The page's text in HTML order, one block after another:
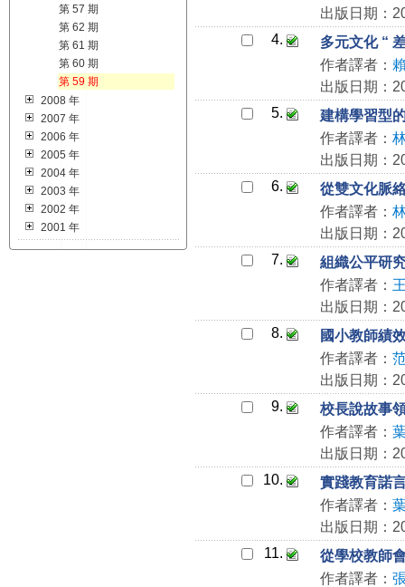
第 57 期
第 62 期
第 61 期
第 60 期
第 59 期
2008 年
2007 年
2006 年
2005 年
2004 年
2003 年
2002 年
2001 年
出版日期：
4.
多元文化 “
作者譯者：
出版日期：
5.
建構學習型
作者譯者：
出版日期：
6.
從雙文化脈
作者譯者：
出版日期：
7.
組織公平研
作者譯者：
出版日期：
8.
國小教師績
作者譯者：
出版日期：
9.
校長說故事
作者譯者：
出版日期：
10.
實踐教育諾
作者譯者：
出版日期：
11.
從學校教師
作者譯者：